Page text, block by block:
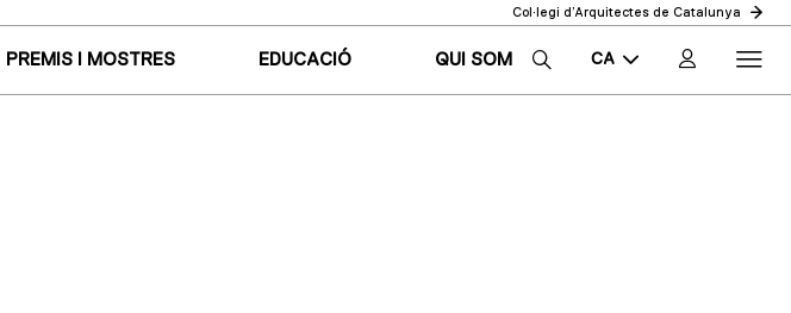
Col·legi d’Arquitectes de Catalunya
PREMIS I MOSTRES EDUCACIÓ QUI SOM
CA
ES